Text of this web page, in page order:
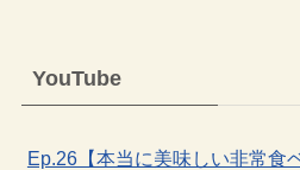
YouTube
Ep.26【本当に美味しい非常食